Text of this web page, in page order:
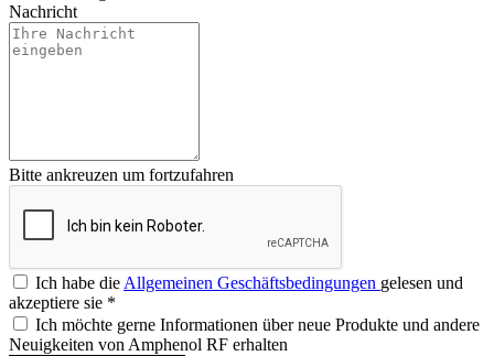
Nachricht
Bitte ankreuzen um fortzufahren
Ich habe dieAllgemeinen Geschäftsbedingungen gelesen und
akzeptiere sie *
Ich möchte gerne Informationen über neue Produkte und andere
Neuigkeiten von Amphenol RF erhalten